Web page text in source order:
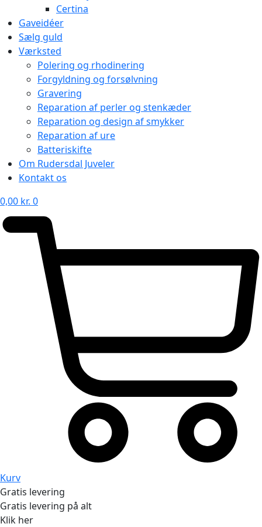
Certina
Gaveidéer
Sælg guld
Værksted
Polering og rhodinering
Forgyldning og forsølvning
Gravering
Reparation af perler og stenkæder
Reparation og design af smykker
Reparation af ure
Batteriskifte
Om Rudersdal Juveler
Kontakt os
0,00 kr. 0
Kurv
Gratis levering
Gratis levering på alt
Klik her